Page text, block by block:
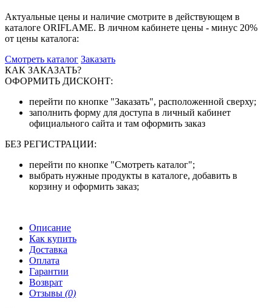
Актуальные цены и наличие смотрите в действующем в
каталоге ORIFLAME. В личном кабинете цены - минус 20%
от цены каталога:
Смотреть каталог Заказать
КАК ЗАКАЗАТЬ?
ОФОРМИТЬ ДИСКОНТ:
перейти по кнопке "Заказать", расположенной сверху;
заполнить форму для доступа в личный кабинет
официального сайта и там оформить заказ
БЕЗ РЕГИСТРАЦИИ:
перейти по кнопке "Смотреть каталог";
выбрать нужные продукты в каталоге, добавить в
корзину и оформить заказ;
Описание
Как купить
Доставка
Оплата
Гарантии
Возврат
Отзывы (0)